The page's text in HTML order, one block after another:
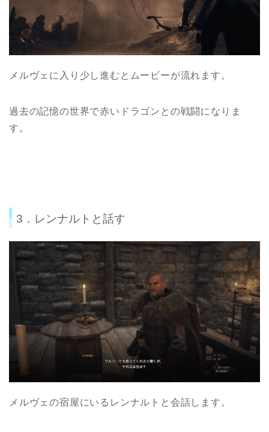
メルヴェに入り少し進むとムービーが流れます。
過去の記憶の世界で赤いドラゴンとの戦闘になりま
す。
3．レンナルトと話す
メルヴェの宿屋にいるレンナルトと会話します。